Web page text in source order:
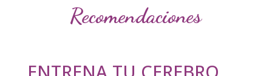
Recomendaciones
ENTRENA TU CEREBRO,